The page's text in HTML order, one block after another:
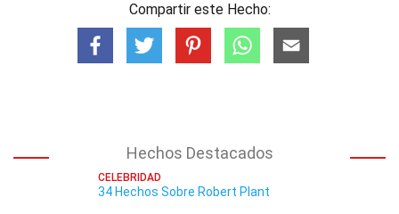
Compartir este Hecho:
Hechos Destacados
CELEBRIDAD
34 Hechos Sobre Robert Plant